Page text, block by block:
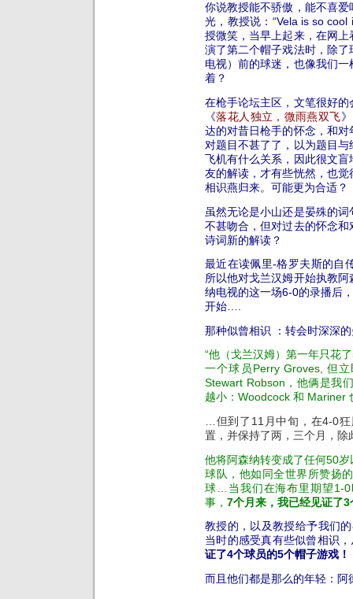
你说教授能不骄傲，能不喜
光，教授说：“Vela is so
授微笑，当早上起来，在网
演了第二个帽子戏法时，除
电视）前的球迷，也像我们
着？
在枪手论坛主区，文笔很好
《落花人独立，微雨燕双飞
达的对昔日枪手的怀念，和
对题目不甚了了，以为题目
飞机有什么关系，因此很文
友的解读，才有些恍然，也
相识燕归来。可能更为合适？
虽然无论是小山还是晏殊的
不甚吻合，但对过去的怀念
诗词新的解读？
最近在读佩里-格罗夫斯的自
所以他对戈兰汉姆开始执教
纳电视的这一场6-0的录播后
开始….
那种似曾相识 ：转会时深深
“他（戈兰汉姆）第一年只花
一个球员Perry Groves, 但
Stewart Robson，他俩是我
越小：Woodcock 和 Mariner
…但到了11月中旬，在4-0
置，并保持了两，三个月，
他将阿森纳转变成了任何50
球队，他如同全世界所赞扬
球…当我们在海布里期望1-
事， 7个月来，我已经见证了
教授的，以及教授给予我们
当时的感受真有些似曾相识
证了4个球员的5个帽子游戏！
而且他们都是那么的年轻：